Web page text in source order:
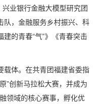
兴业银行金融大模型研究团
队，金融服务乡村振兴、科
的青春“气”》《青春突击
载体。在共青团福建省委指
”创新马拉松大赛，并成为
领域的核心赛事，孵化优